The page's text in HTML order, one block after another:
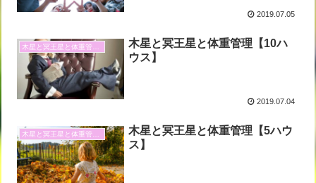
2019.07.05
木星と冥王星と体重管理と
木星と冥王星と体重管理【10ハ
ウス】
2019.07.04
木星と冥王星と体重管理と
木星と冥王星と体重管理【5ハウ
ス】